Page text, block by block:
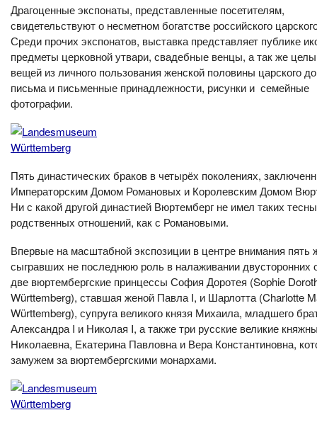
Драгоценные экспонаты, представленные посетителям,
свидетельствуют о несметном богатстве российского
Среди прочих экспонатов, выставка представляет публике
предметы церковной утвари, свадебные венцы, а так же
вещей из личного пользования женской половины царского
письма и письменные принадлежности, рисунки и семейные
фотографии.
Пять династических браков в четырёх поколениях,
Императорским Домом Романовых и Королевским Домом
Ни с какой другой династией Вюртемберг не имел таких
родственных отношений, как с Романовыми.
Впервые на масштабной экспозиции в центре внимания пять
сыгравших не последнюю роль в налаживании двусторонних
две вюртембергские принцессы София Доротея (Sophie
Württemberg), ставшая женой Павла I, и Шарлотта (Charlotte
Württemberg), супруга великого князя Михаила, младшего
Александра I и Николая I, а также три русские великие
Николаевна, Екатерина Павловна и Вера Константиновна,
замужем за вюртембергскими монархами.